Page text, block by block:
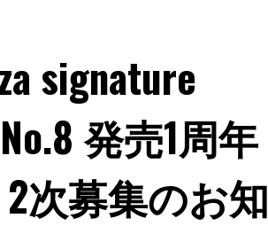
signature
発売1周年
次募集のお知